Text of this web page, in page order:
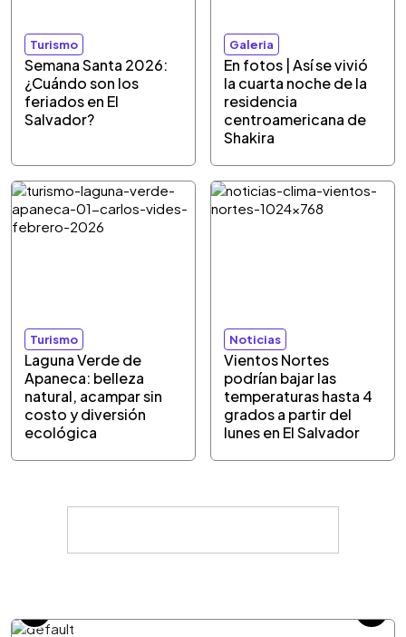
Turismo
Semana Santa 2026:
¿Cuándo son los
feriados en El
Salvador?
Galeria
En fotos | Así se vivió
la cuarta noche de la
residencia
centroamericana de
Shakira
Turismo
Laguna Verde de
Apaneca: belleza
natural, acampar sin
costo y diversión
ecológica
Noticias
Vientos Nortes
podrían bajar las
temperaturas hasta 4
grados a partir del
lunes en El Salvador